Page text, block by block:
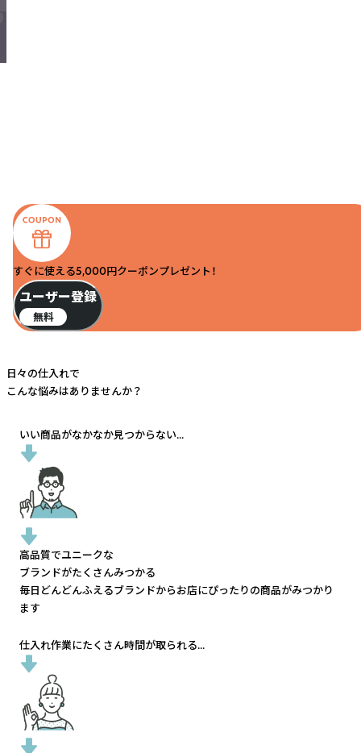
すぐに使える5,000円クーポンプレゼント！
ユーザー登録
無料
日々の仕入れで
こんな悩みはありませんか？
いい商品がなかなか見つからない...
高品質でユニークな
ブランドがたくさんみつかる
毎日どんどんふえるブランドからお店にぴったりの商品がみつかり
ます
仕入れ作業にたくさん時間が取られる...